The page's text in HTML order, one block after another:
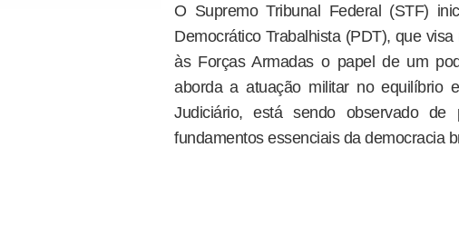
O Supremo Tribunal Federal (STF)
Democrático Trabalhista (PDT), que
às Forças Armadas o papel de um
aborda a atuação militar no equilíbrio
Judiciário, está sendo observado
fundamentos essenciais da democracia